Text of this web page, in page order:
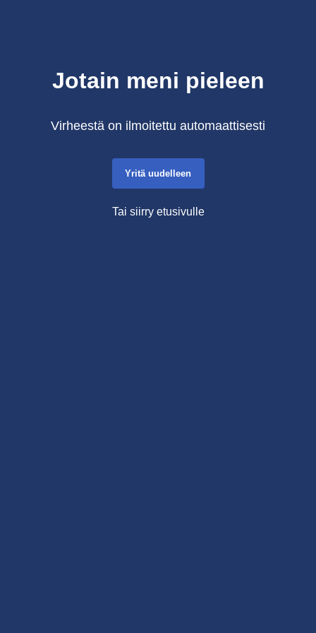
Jotain meni pieleen
Virheestä on ilmoitettu automaattisesti
Yritä uudelleen
Tai siirry etusivulle